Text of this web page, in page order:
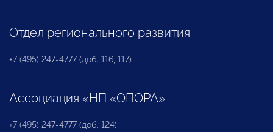
Отдел регионального развития
+7 (495) 247-4777 (доб. 116, 117)
Ассоциация «НП «ОПОРА»
+7 (495) 247-4777 (доб. 124)